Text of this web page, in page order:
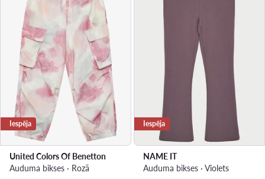
Iespēja
United Colors Of Benetton
Auduma bikses · Rozā
Iespēja
NAME IT
Auduma bikses · Violets